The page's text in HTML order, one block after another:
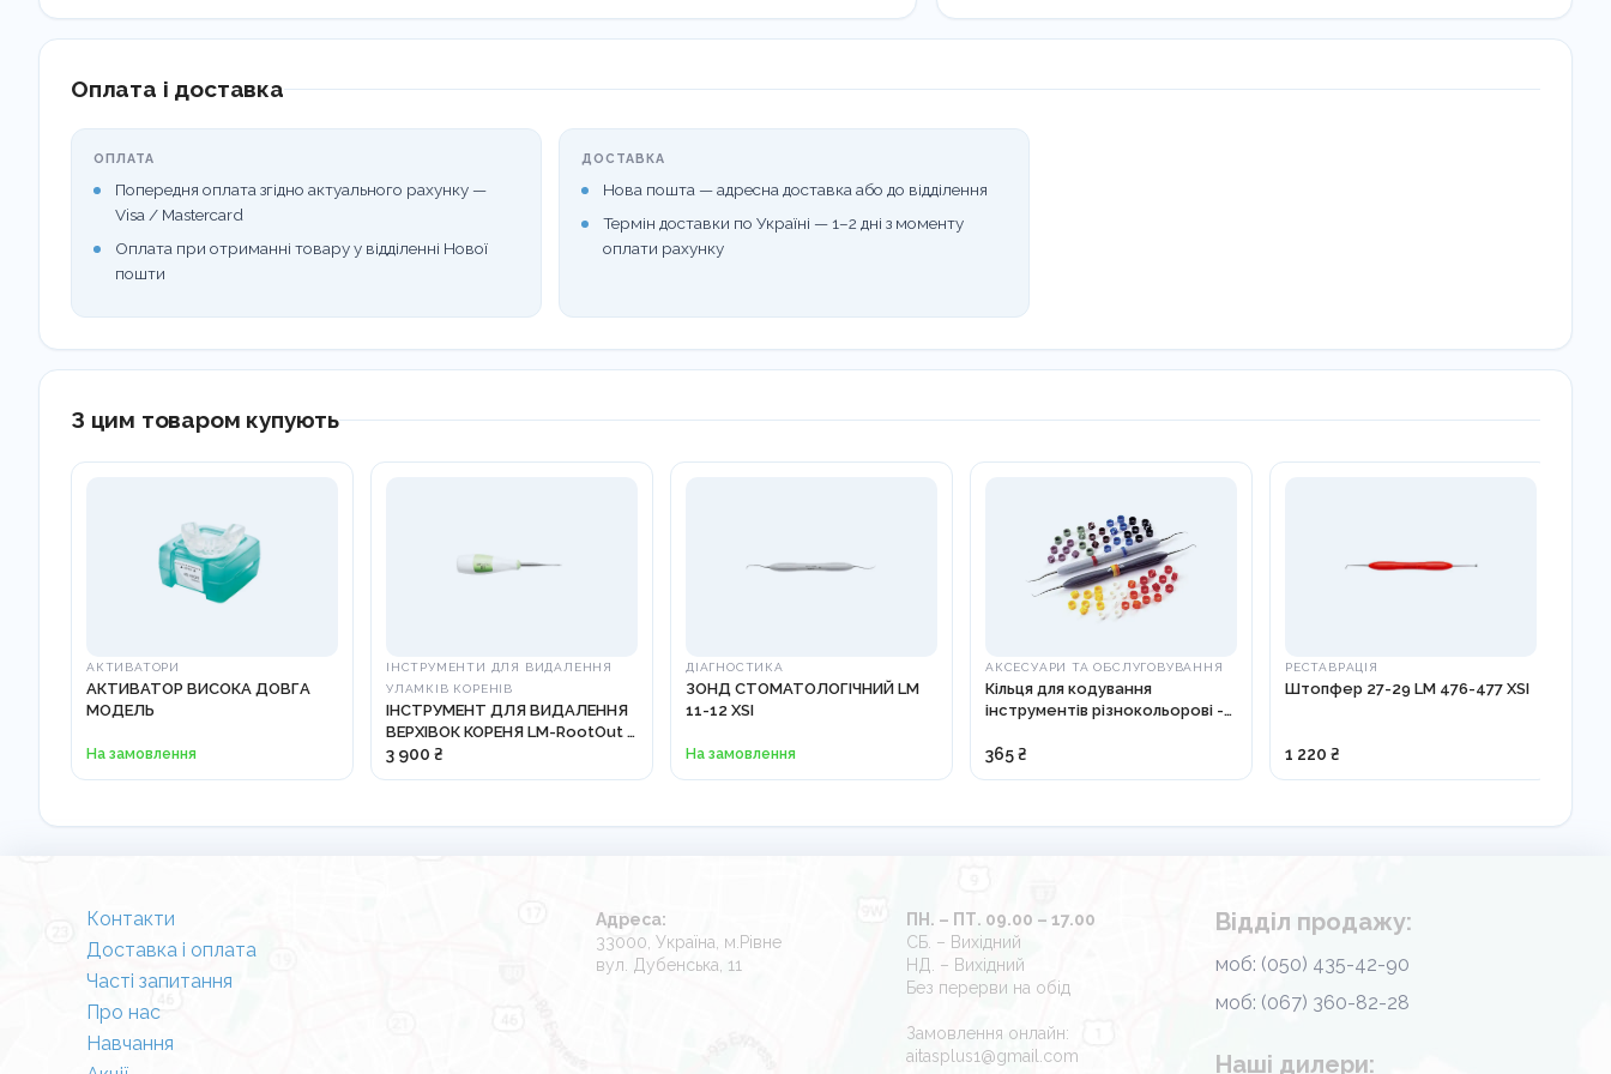
SET-
Оплата і доставка
ОПЛАТА
Попередня оплата згідно актуального рахунку —
Visa / Mastercard
Оплата при отриманні товару у відділенні Нової
пошти
ДОСТАВКА
Нова пошта — адресна доставка або до відділення
Термін доставки по Україні — 1–2 дні з моменту
оплати рахунку
З цим товаром купують
АКТИВАТОРИ
АКТИВАТОР ВИСОКА ДОВГА
МОДЕЛЬ
На замовлення
ІНСТРУМЕНТИ ДЛЯ ВИДАЛЕННЯ
УЛАМКІВ КОРЕНІВ
ІНСТРУМЕНТ ДЛЯ ВИДАЛЕННЯ
ВЕРХІВОК КОРЕНЯ LM-RootOut -
812210
3 900 ₴
ДІАГНОСТИКА
ЗОНД СТОМАТОЛОГІЧНИЙ LM
11-12 XSI
На замовлення
АКСЕСУАРИ ТА ОБСЛУГОВУВАННЯ
Кільця для кодування
інструментів різнокольорові -
365 ₴
РЕСТАВРАЦІЯ
Штопфер 27-29 LM 476-477 XSI
1 220 ₴
Контакти
Доставка і оплата
Часті запитання
Про нас
Навчання
Адреса:
33000, Україна, м.Рівне
вул. Дубенська, 11
ПН. – ПТ. 09.00 – 17.00
СБ. – Вихідний
НД. – Вихідний
Без перерви на обід
Замовлення онлайн:
aitasplus1@gmail.com
Відділ продажу:
моб: (050) 435-42-90
моб: (067) 360-82-28
Наші дилери: